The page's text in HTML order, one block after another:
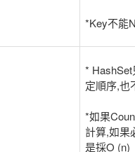
*Key不能
*
定順序,也
*如果
計算,如果
是採O (n)